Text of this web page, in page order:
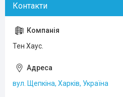
Тен Хаус.
вул. Щепкіна, Харків, Україна